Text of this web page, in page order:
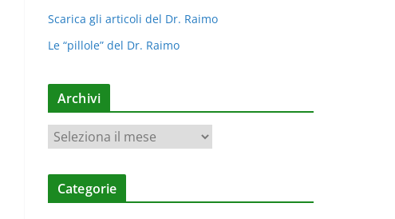
Scarica gli articoli del Dr. Raimo
Le “pillole” del Dr. Raimo
Archivi
r
c
Categorie